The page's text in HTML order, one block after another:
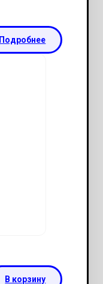
Подробнее
В корзину